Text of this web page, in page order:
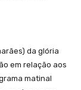
da glória
em relação aos
matinal